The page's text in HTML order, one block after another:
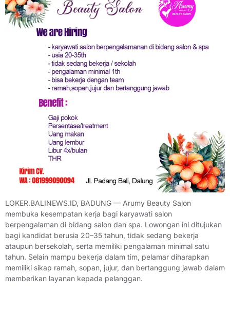
LOKER.BALINEWS.ID, BADUNG — Arumy Beauty Salon
membuka kesempatan kerja bagi karyawati salon
berpengalaman di bidang salon dan spa. Lowongan ini ditujukan
bagi kandidat berusia 20–35 tahun, tidak sedang bekerja
ataupun bersekolah, serta memiliki pengalaman minimal satu
tahun. Selain mampu bekerja dalam tim, pelamar diharapkan
memiliki sikap ramah, sopan, jujur, dan bertanggung jawab dalam
memberikan layanan kepada pelanggan.